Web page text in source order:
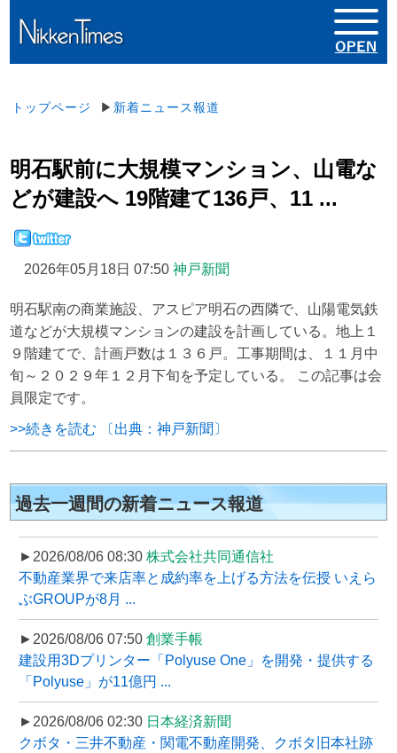
トップページ ▶ 新着ニュース報道
明石駅前に大規模マンション、山電な
どが建設へ 19階建て136戸、11 ...
2026年05月18日 07:50 神戸新聞
明石駅南の商業施設、アスピア明石の西隣で、山陽電気鉄
道などが大規模マンションの建設を計画している。地上１
９階建てで、計画戸数は１３６戸。工事期間は、１１月中
旬～２０２９年１２月下旬を予定している。 この記事は会
員限定です。
>>続きを読む 〔出典：神戸新聞〕
過去一週間の新着ニュース報道
►2026/08/06 08:30 株式会社共同通信社
不動産業界で来店率と成約率を上げる方法を伝授 いえら
ぶGROUPが8月 ...
►2026/08/06 07:50 創業手帳
建設用3Dプリンター「Polyuse One」を開発・提供する
「Polyuse」が11億円 ...
►2026/08/06 02:30 日本経済新聞
クボタ・三井不動産・関電不動産開発、クボタ旧本社跡